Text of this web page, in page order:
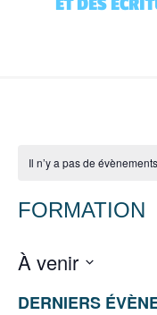
ET DES
Il n’y a pas de
FORMATION
À venir
une
DERNIERS